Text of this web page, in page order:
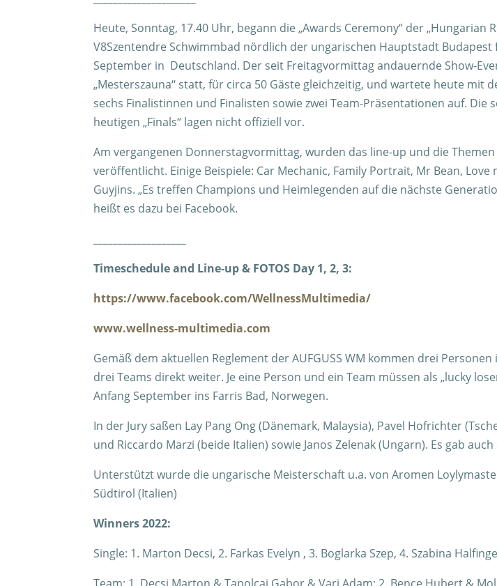
Heute, Sonntag, 17.40 Uhr, begann die „Awards Ceremony“ der „Hungarian
V8Szentendre Schwimmbad nördlich der ungarischen Hauptstadt Budapest
September in Deutschland. Der seit Freitagvormittag andauernde Show-
„Mesterszauna“ statt, für circa 50 Gäste gleichzeitig, und wartete heute mit
sechs Finalistinnen und Finalisten sowie zwei Team-Präsentationen auf. Die
heutigen „Finals“ lagen nicht offiziell vor.
Am vergangenen Donnerstagvormittag, wurden das line-up und die Themen
veröffentlicht. Einige Beispiele: Car Mechanic, Family Portrait, Mr Bean, Love
Guyjins. „Es treffen Champions und Heimlegenden auf die nächste
heißt es dazu bei Facebook.
Timeschedule and Line-up & FOTOS Day 1, 2, 3:
https://www.facebook.com/WellnessMultimedia/
www.wellness-multimedia.com
Gemäß dem aktuellen Reglement der AUFGUSS WM kommen drei
drei Teams direkt weiter. Je eine Person und ein Team müssen als „lucky
Anfang September ins Farris Bad, Norwegen.
In der Jury saßen Lay Pang Ong (Dänemark, Malaysia), Pavel Hofrichter
und Riccardo Marzi (beide Italien) sowie Janos Zelenak (Ungarn). Es gab
Unterstützt wurde die ungarische Meisterschaft u.a. von Aromen
Südtirol (Italien)
Winners 2022:
Single: 1. Marton Decsi, 2. Farkas Evelyn , 3. Boglarka Szep, 4. Szabina